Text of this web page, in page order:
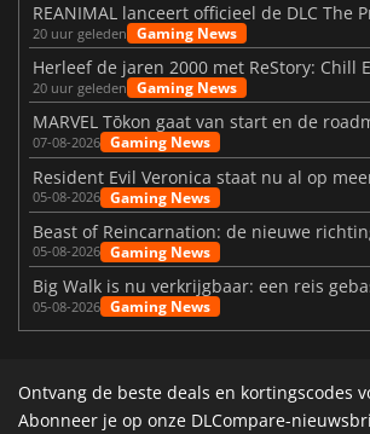
REANIMAL lanceert officieel de DLC The
20 uur geleden Gaming News
20 uur geleden Gaming News
07-08-2026 Gaming News
05-08-2026 Gaming News
05-08-2026 Gaming News
05-08-2026 Gaming News
Ontvang de beste deals en kortingscodes
Abonneer je op onze DLCompare-